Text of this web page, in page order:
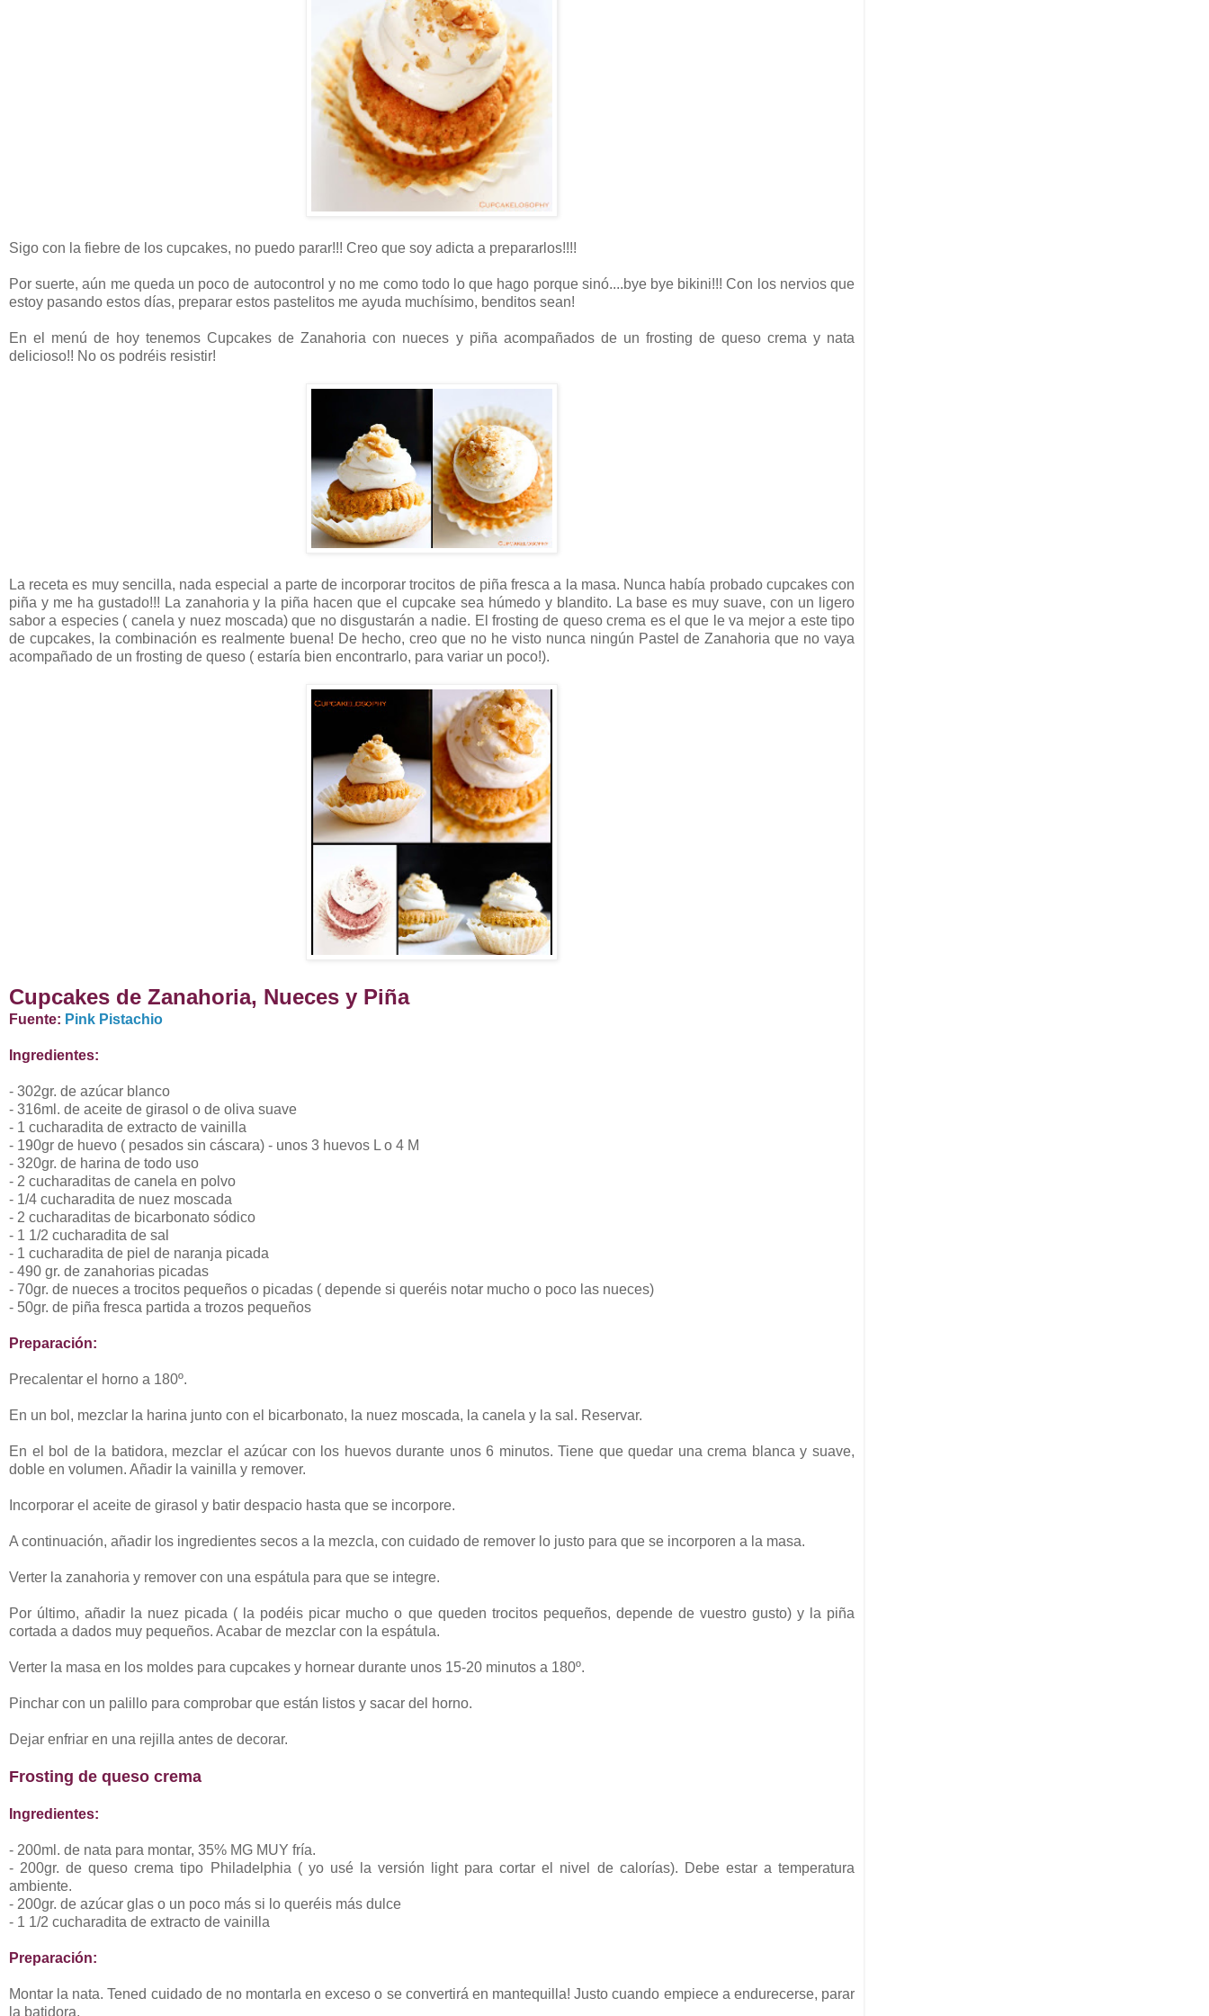
Sigo con la fiebre de los cupcakes, no puedo parar!!! Creo que soy adicta a prepararlos!!!!
Por suerte, aún me queda un poco de autocontrol y no me como todo lo que hago porque sinó....bye bye bikini!!! Con los nervios que
estoy pasando estos días, preparar estos pastelitos me ayuda muchísimo, benditos sean!
En el menú de hoy tenemos Cupcakes de Zanahoria con nueces y piña acompañados de un frosting de queso crema y nata
delicioso!! No os podréis resistir!
La receta es muy sencilla, nada especial a parte de incorporar trocitos de piña fresca a la masa. Nunca había probado cupcakes con
piña y me ha gustado!!! La zanahoria y la piña hacen que el cupcake sea húmedo y blandito. La base es muy suave, con un ligero
sabor a especies ( canela y nuez moscada) que no disgustarán a nadie. El frosting de queso crema es el que le va mejor a este tipo
de cupcakes, la combinación es realmente buena! De hecho, creo que no he visto nunca ningún Pastel de Zanahoria que no vaya
acompañado de un frosting de queso ( estaría bien encontrarlo, para variar un poco!).
Cupcakes de Zanahoria, Nueces y Piña
Fuente: Pink Pistachio
Ingredientes:
- 302gr. de azúcar blanco
- 316ml. de aceite de girasol o de oliva suave
- 1 cucharadita de extracto de vainilla
- 190gr de huevo ( pesados sin cáscara) - unos 3 huevos L o 4 M
- 320gr. de harina de todo uso
- 2 cucharaditas de canela en polvo
- 1/4 cucharadita de nuez moscada
- 2 cucharaditas de bicarbonato sódico
- 1 1/2 cucharadita de sal
- 1 cucharadita de piel de naranja picada
- 490 gr. de zanahorias picadas
- 70gr. de nueces a trocitos pequeños o picadas ( depende si queréis notar mucho o poco las nueces)
- 50gr. de piña fresca partida a trozos pequeños
Preparación:
Precalentar el horno a 180º.
En un bol, mezclar la harina junto con el bicarbonato, la nuez moscada, la canela y la sal. Reservar.
En el bol de la batidora, mezclar el azúcar con los huevos durante unos 6 minutos. Tiene que quedar una crema blanca y suave,
doble en volumen. Añadir la vainilla y remover.
Incorporar el aceite de girasol y batir despacio hasta que se incorpore.
A continuación, añadir los ingredientes secos a la mezcla, con cuidado de remover lo justo para que se incorporen a la masa.
Verter la zanahoria y remover con una espátula para que se integre.
Por último, añadir la nuez picada ( la podéis picar mucho o que queden trocitos pequeños, depende de vuestro gusto) y la piña
cortada a dados muy pequeños. Acabar de mezclar con la espátula.
Verter la masa en los moldes para cupcakes y hornear durante unos 15-20 minutos a 180º.
Pinchar con un palillo para comprobar que están listos y sacar del horno.
Dejar enfriar en una rejilla antes de decorar.
Frosting de queso crema
Ingredientes:
- 200ml. de nata para montar, 35% MG MUY fría.
- 200gr. de queso crema tipo Philadelphia ( yo usé la versión light para cortar el nivel de calorías). Debe estar a temperatura
ambiente.
- 200gr. de azúcar glas o un poco más si lo queréis más dulce
- 1 1/2 cucharadita de extracto de vainilla
Preparación:
Montar la nata. Tened cuidado de no montarla en exceso o se convertirá en mantequilla! Justo cuando empiece a endurecerse, parar
la batidora.